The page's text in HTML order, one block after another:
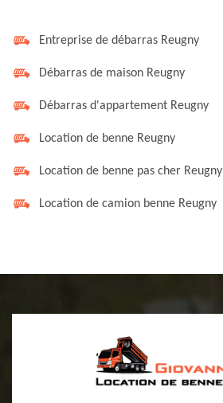
Entreprise de débarras Reugny
Débarras de maison Reugny
Débarras d'appartement Reugny
Location de benne Reugny
Location de benne pas cher Reugny
Location de camion benne Reugny